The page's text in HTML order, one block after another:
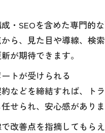
・SEOを含めた専門的
ら、見た目や導線、検
が期待できます。
トが受けられる
などを締結すれば、ト
せられ、安心感がありま
改善点を指摘してもら